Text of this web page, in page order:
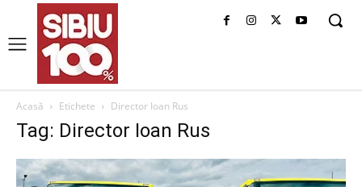
Acasă Etichete Director Ioan Rus
Tag: Director Ioan Rus